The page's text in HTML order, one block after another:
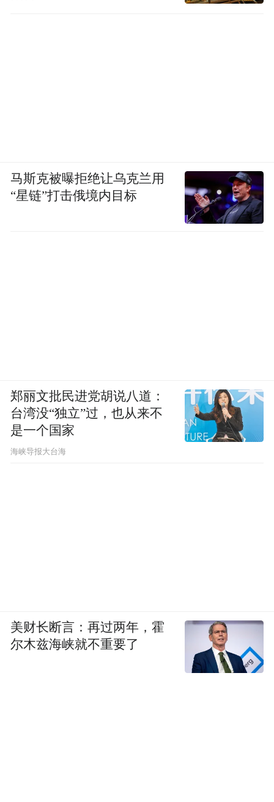
马斯克被曝拒绝让乌克兰用
“星链”打击俄境内目标
郑丽文批民进党胡说八道：
台湾没“独立”过，也从来不
是一个国家
​海峡导报大台海
美财长断言：再过两年，霍
尔木兹海峡就不重要了